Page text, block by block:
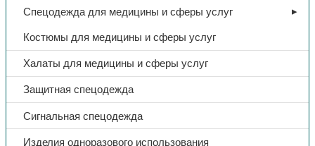
Спецодежда для медицины и сферы услуг
Костюмы для медицины и сферы услуг
Халаты для медицины и сферы услуг
Защитная спецодежда
Сигнальная спецодежда
Изделия одноразового использования